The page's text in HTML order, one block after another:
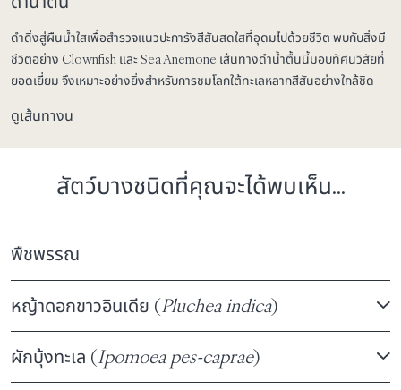
ดำดิ่งสู่ผืนน้ำใสเพื่อสำรวจแนวปะการังสีสันสดใสที่อุดมไปด้วยชีวิต พบกับสิ่งมี
ชีวิตอย่าง Clownfish และ Sea Anemone เส้นทางดำน้ำตื้นนี้มอบทัศนวิสัยที่
ยอดเยี่ยม จึงเหมาะอย่างยิ่งสำหรับการชมโลกใต้ทะเลหลากสีสันอย่างใกล้ชิด
ดูเส้นทางน
สัตว์บางชนิดที่คุณจะได้พบเห็น...
พืชพรรณ
หญ้าดอกขาวอินเดีย (Pluchea indica)
ผักบุ้งทะเล (Ipomoea pes-caprae)